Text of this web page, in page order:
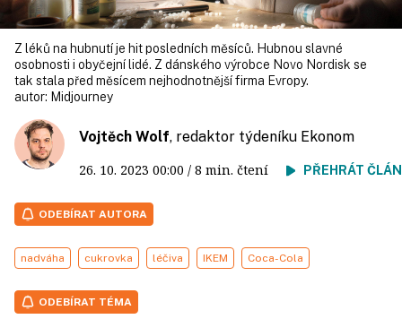
Z léků na hubnutí je hit posledních měsíců. Hubnou slavné
osobnosti i obyčejní lidé. Z dánského výrobce Novo Nordisk se
tak stala před měsícem nejhodnotnější firma Evropy.
autor: Midjourney
Vojtěch Wolf, redaktor týdeníku Ekonom
26. 10. 2023 00:00 / 8 min. čtení PŘEHRÁT
ODEBÍRAT AUTORA
nadváha cukrovka léčiva IKEM Coca-Cola
ODEBÍRAT TÉMA